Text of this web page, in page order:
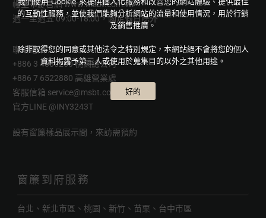
幔室布緹官網www.msbt.com.tw
週一至週五 09:00-18:00，國定假日除外
聯絡電話
+886 3 4880250 桃園總公司
+886 7 6522880 高雄營業處
客服信箱 service@msbt.com.tw
官方LINE @INY3243T
設有窗簾樣品展示間，來訪需預約
窗簾到府服務
台北、新北市區、桃園、新竹、苗栗、台中市區
的互動性服務，並使我們能夠分析網站的流量和使用情況，用於行銷
及銷售推廣。
除非取得您的同意或其他法令之特別規定，本網站絕不會將您的個人
資料揭露予第三人或使用於蒐集目的以外之其他用途。
好的